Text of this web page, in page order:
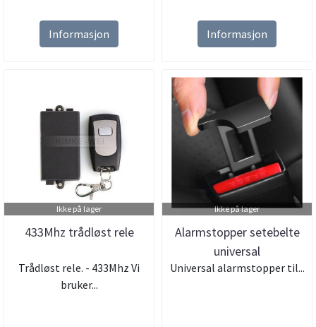
Informasjon Informasjon
Ikke på lager
433Mhz trådløst rele
Trådløst rele. - 433Mhz Vi
bruker...
Ikke på lager
Alarmstopper setebelte
universal
Universal alarmstopper til...